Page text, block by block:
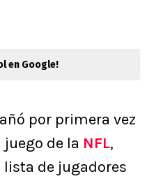
en Google!
por primera vez
juego de la NFL,
lista de jugadores